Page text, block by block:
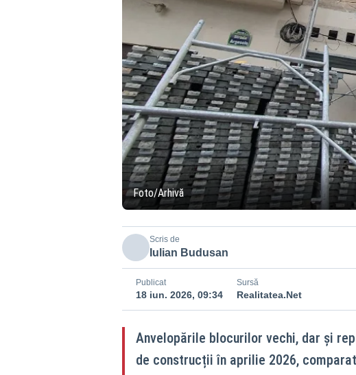
Foto/Arhivă
Scris de
Iulian Budusan
Publicat
18 iun. 2026, 09:34
Sursă
Realitatea.Net
Anvelopările blocurilor vechi, dar și
de construcții în aprilie 2026,